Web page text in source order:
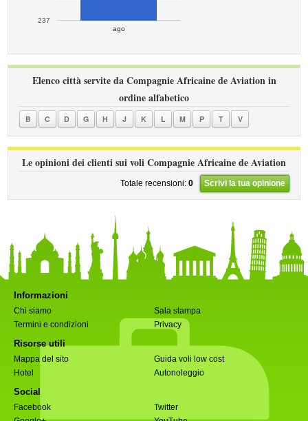
ago
237
Elenco città servite da Compagnie Africaine de Aviation in
ordine alfabetico
B C D G H J K L M P T V
Le opinioni dei clienti sui voli Compagnie Africaine de Aviation
Totale recensioni: 0 Scrivi la tua opinione
Informazioni
Chi siamo
Sala stampa
Termini e condizioni
Privacy
Risorse utili
Mappa del sito
Guida voli low cost
Hotel
Autonoleggio
Social
Facebook
Twitter